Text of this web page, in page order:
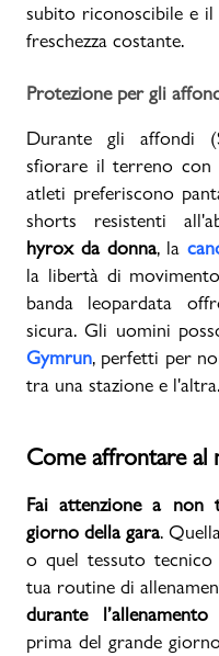
subito riconoscibile e il
freschezza costante.
Protezione per gli
Durante gli affondi
sfiorare il terreno con
atleti preferiscono
shorts resistenti
hyrox da donna, la
la libertà di
banda leopardata
sicura. Gli uomini
Gymrun, perfetti per
tra una stazione e l'altra.
Come affrontare al
Fai attenzione a
giorno della gara.
o quel tessuto tecnico
tua routine di
durante
prima del grande